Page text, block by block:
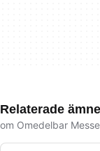
Relaterade
om Omedelbar